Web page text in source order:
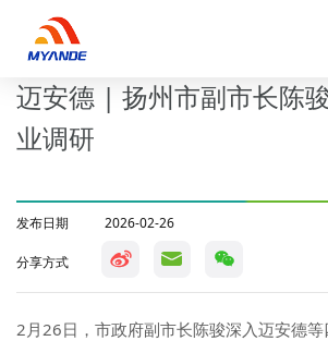
迈安德 | 扬州市副市长陈
业调研
发布日期 2026-02-26
分享方式
2月26日，市政府副市长陈骏深入迈安德